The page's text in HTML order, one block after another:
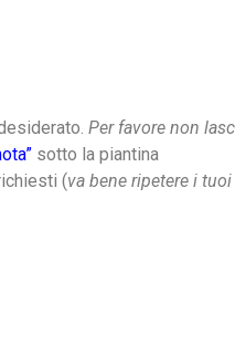
Per favore non
sotto la piantina
(va bene ripetere i